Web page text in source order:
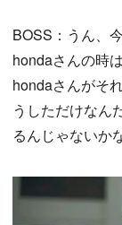
BOSS：うん、
hondaさんの時
hondaさんがそ
うしただけなん
るんじゃないかな